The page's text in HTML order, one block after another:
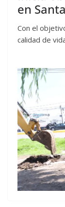
en
Con el
calidad de